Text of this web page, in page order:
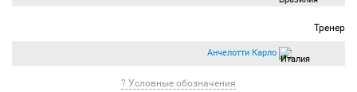
Тренер
Анчелотти Карло
? Условные обозначения